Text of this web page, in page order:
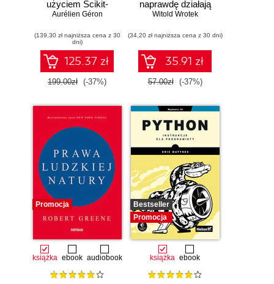
użyciem Scikit-
Learn i PyTorch.
narzędzia i techniki
umożliwiające
konstruowanie
inteligentnych
systemów
Aurélien Géron
(139,30 zł najniższa cena z 30
dni)
125.37 zł
199.00zł (-37%)
naprawdę działają
Witold Wrotek
(34,20 zł najniższa cena z 30 dni)
35.91 zł
57.00zł (-37%)
Promocja
książka ebook audiobook
Bestseller
Promocja
książka ebook